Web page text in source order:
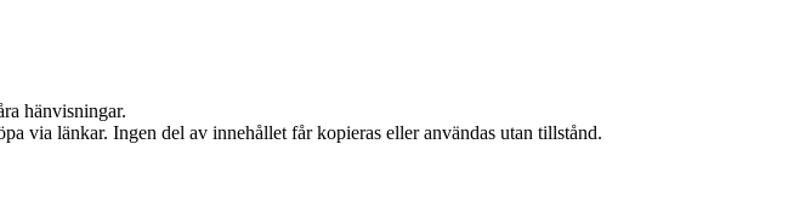
hänvisningar.
via länkar. Ingen del av innehållet får kopieras eller användas utan tillstånd.